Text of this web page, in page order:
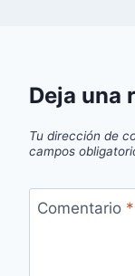
Deja una
Tu dirección de
campos
Comentario *